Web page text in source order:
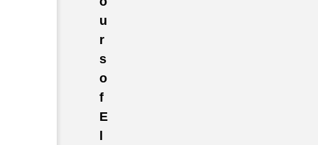
u
r
s
o
f
E